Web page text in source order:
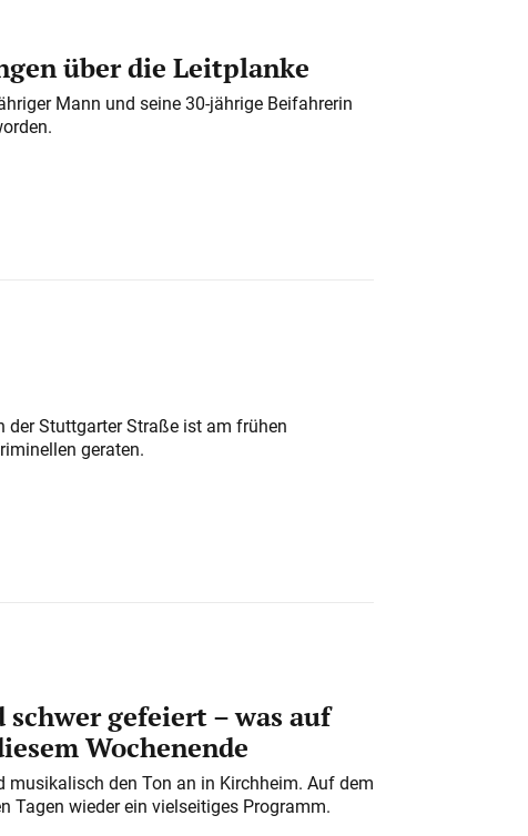
über die Leitplanke
Mann und seine 30-jährige Beifahrerin
Stuttgarter Straße ist am frühen
geraten.
gefeiert – was auf
Wochenende
den Ton an in Kirchheim. Auf dem
Tagen wieder ein vielseitiges Programm.